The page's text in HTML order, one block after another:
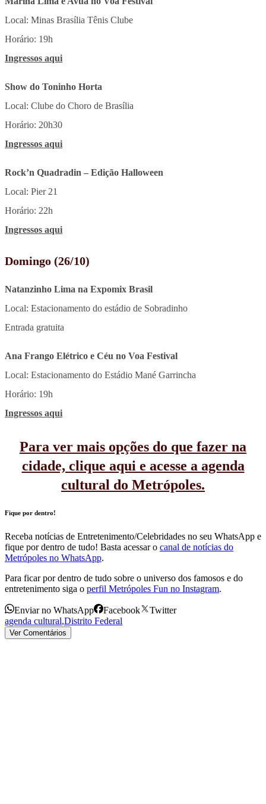
Local: Minas Brasília Tênis Clube
Horário: 19h
Ingressos aqui
Show do Toninho Horta
Local: Clube do Choro de Brasília
Horário: 20h30
Ingressos aqui
Rock’n Quadradin – Edição Halloween
Local: Pier 21
Horário: 22h
Ingressos aqui
Domingo (26/10)
Natanzinho Lima na Expomix Brasil
Local: Estacionamento do estádio de Sobradinho
Entrada gratuita
Ana Frango Elétrico e Céu no Voa Festival
Local: Estacionamento do Estádio Mané Garrincha
Horário: 19h
Ingressos aqui
Para ver mais opções do que fazer na
cidade, clique aqui e acesse a agenda
cultural do Metrópoles.
Fique por dentro!
Receba notícias de Entretenimento/Celebridades no seu WhatsApp e
fique por dentro de tudo! Basta acessar o canal de notícias do
Metrópoles no WhatsApp.
Para ficar por dentro de tudo sobre o universo dos famosos e do
entretenimento siga o perfil Metrópoles Fun no Instagram.
Enviar no WhatsApp Facebook
Twitter
agenda cultural,Distrito Federal
Ver Comentários